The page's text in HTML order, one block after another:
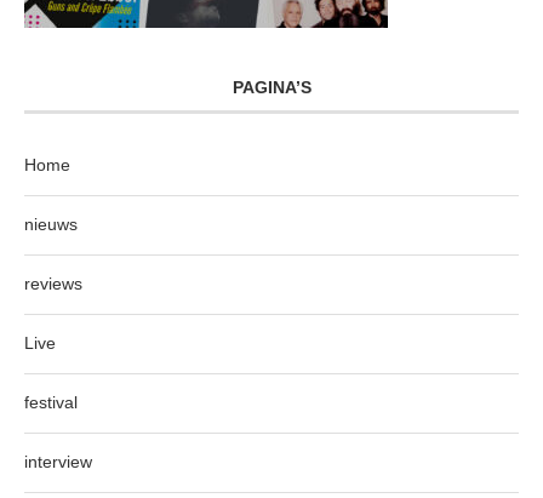
PAGINA’S
Home
nieuws
reviews
Live
festival
interview